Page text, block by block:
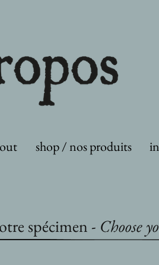
shop / nos produits
spécimen - Choose